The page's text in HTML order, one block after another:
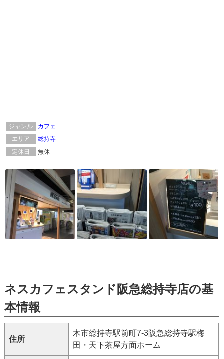
ジャンル
カフェ
エリア
総持寺
定休日
無休
ネスカフェスタンド阪急総持寺店の基
本情報
住所
木市総持寺駅前町7-3阪急総持寺駅梅
田・天下茶屋方面ホーム